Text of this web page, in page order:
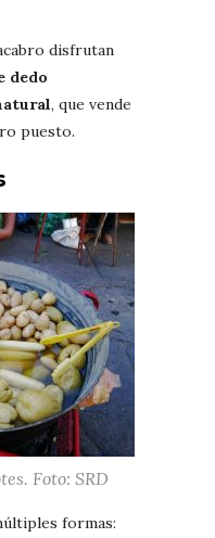
disfrutan
dedo
, que vende
puesto.
Foto: SRD
formas: